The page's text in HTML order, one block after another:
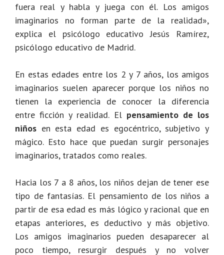
fuera real y habla y juega con él. Los amigos
imaginarios no forman parte de la realidad»,
explica el psicólogo educativo Jesús Ramírez,
psicólogo educativo de Madrid.
En estas edades entre los 2 y 7 años, los amigos
imaginarios suelen aparecer porque los niños no
tienen la experiencia de conocer la diferencia
entre ficción y realidad. El pensamiento de los
niños en esta edad es egocéntrico, subjetivo y
mágico. Esto hace que puedan surgir personajes
imaginarios, tratados como reales.
Hacia los 7 a 8 años, los niños dejan de tener ese
tipo de fantasías. El pensamiento de los niños a
partir de esa edad es más lógico y racional que en
etapas anteriores, es deductivo y más objetivo.
Los amigos imaginarios pueden desaparecer al
poco tiempo, resurgir después y no volver